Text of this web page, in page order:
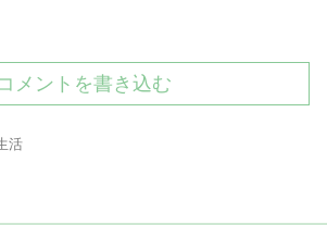
コメントを書き込む
活